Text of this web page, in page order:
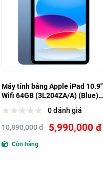
Máy tính bảng Apple iPad 10.9"
Wifi 64GB (3L204ZA/A) (Blue)
0 đánh giá
10,890,000 đ 5,990,000 đ
Còn hàng